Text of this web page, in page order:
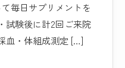
毎日サプリメントを
試験後に計2回ご来院
血・体組成測定 […]